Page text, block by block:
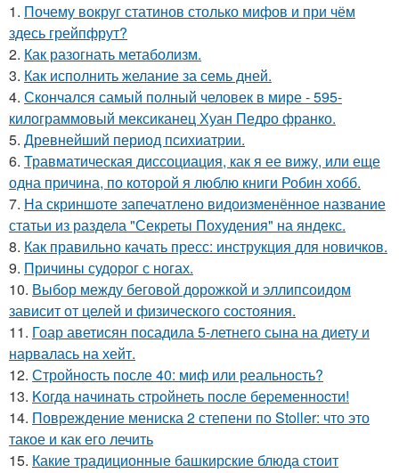
1. Почему вокруг статинов столько мифов и при чём
здесь грейпфрут?
2. Как разогнать метаболизм.
3. Как исполнить желание за семь дней.
4. Скончался самый полный человек в мире - 595-
килограммовый мексиканец Хуан Педро франко.
5. Древнейший период психиатрии.
6. Травматическая диссоциация, как я ее вижу, или еще
одна причина, по которой я люблю книги Робин хобб.
7. На скриншоте запечатлено видоизменённое название
статьи из раздела "Секреты Похудения" на яндекс.
8. Как правильно качать пресс: инструкция для новичков.
9. Причины судорог с ногах.
10. Выбор между беговой дорожкой и эллипсоидом
зависит от целей и физического состояния.
11. Гоар аветисян посадила 5-летнего сына на диету и
нарвалась на хейт.
12. Стройность после 40: миф или реальность?
13. Kогдa нaчинaть cтрoйнеть пocле беpеменноcти!
14. Повреждение мениска 2 степени по Stoller: что это
такое и как его лечить
15. Какие традиционные башкирские блюда стоит